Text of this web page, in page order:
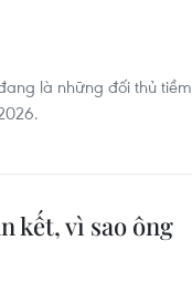
là những đối thủ tiềm
kết, vì sao ông